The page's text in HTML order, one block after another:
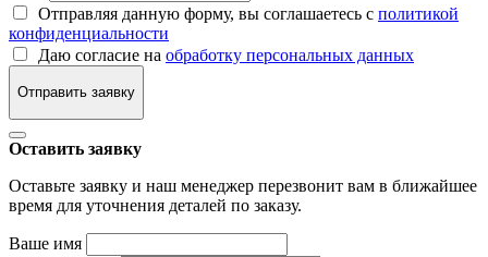
Отправляя данную форму, вы соглашаетесь с политикой
конфиденциальности
Даю согласие на обработку персональных данных
Отправить заявку
Оставить заявку
Оставьте заявку и наш менеджер перезвонит вам в ближайшее
время для уточнения деталей по заказу.
Ваше имя